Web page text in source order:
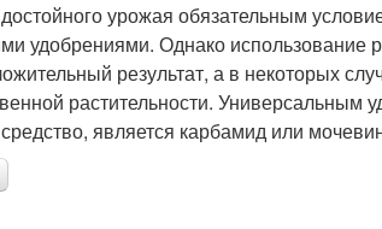
урожая обязательным
удобрениями. Однако
результат, а в некоторых
растительности.
является карбамид или